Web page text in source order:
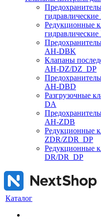
Редукционные
AH-DBK
Клапаны
AH-DZ/DZ_DP
AH-DBD
Разгрузочные
DA
AH-ZDB
Редукционные
ZDR/ZDR_DP
Редукционные
DR/DR_DP
Каталог